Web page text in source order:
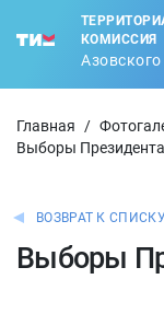
КОМИССИЯ
Главная /
Выборы
ВОЗВРАТ К СПИСКУ
Выборы